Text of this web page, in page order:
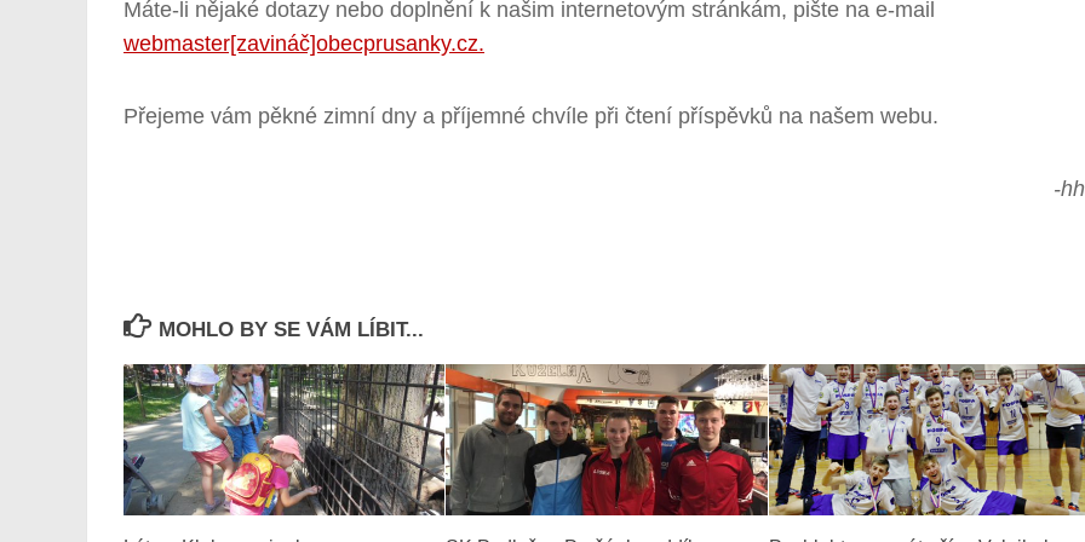
Máte-li nějaké dotazy nebo doplnění k našim internetovým stránkám, pište na e-mail
webmaster[zavináč]obecprusanky.cz.
Přejeme vám pěkné zimní dny a příjemné chvíle při čtení příspěvků na našem webu.
-
MOHLO BY SE VÁM LÍBIT...